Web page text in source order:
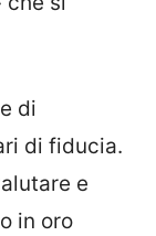
di
di fiducia.
e
in oro